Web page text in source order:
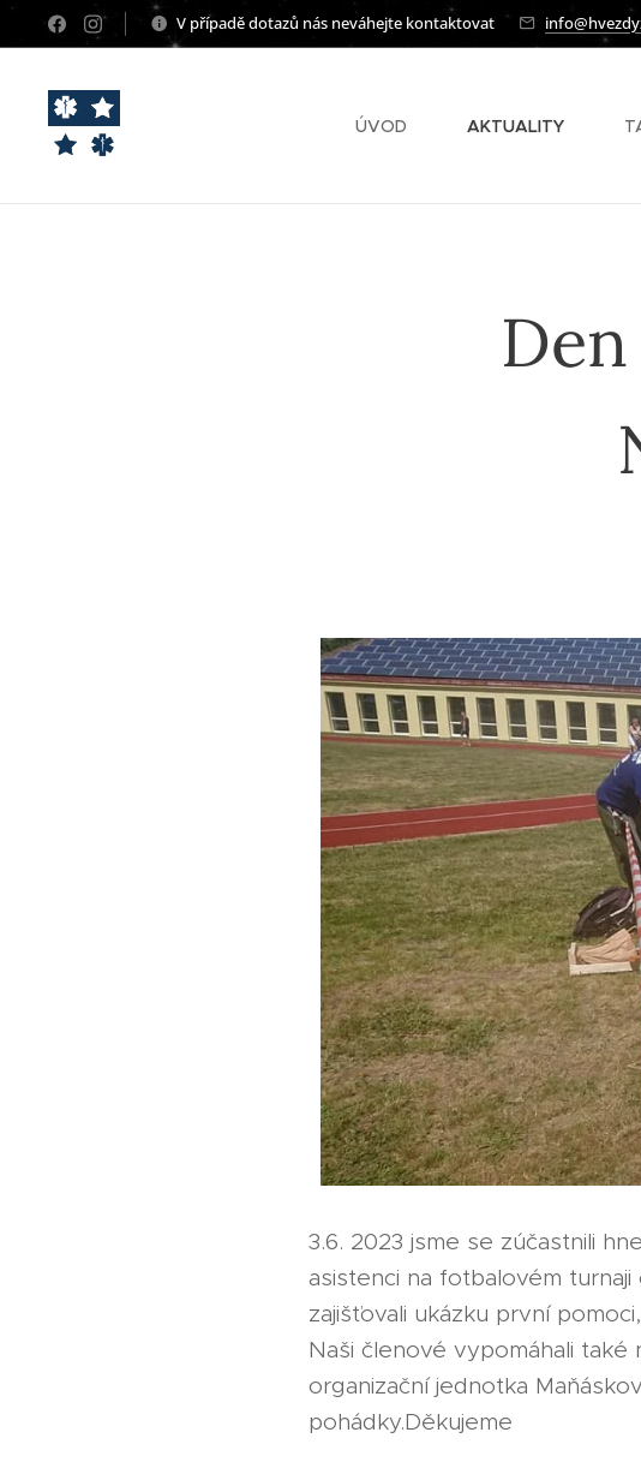
V případě dotazů nás neváhejte kontaktovat
ÚVOD AKTUALITY
3.6. 2023 jsme se zúčastnili
asistenci na fotbalovém
zajišťovali ukázku první
Naši členové vypomáhali
organizační jednotka
pohádky.Děkujeme